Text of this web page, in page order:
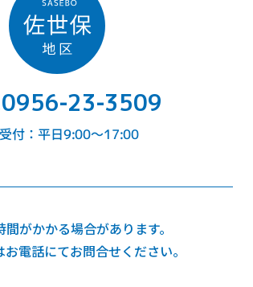
23-3509
付：平日9:00〜17:00
がかかる場合があります。
電話にてお問合せください。